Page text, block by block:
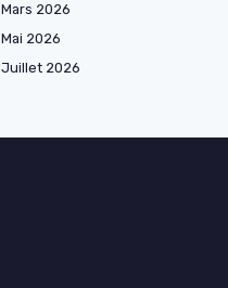
Mars 2026
Mai 2026
Juillet 2026